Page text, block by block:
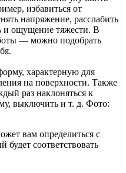
избавиться от
напряжение, расслабить
и ощущение тяжести. В
— можно подобрать
характерную для
на поверхности. Также
раз наклоняться к
выключить и т. д. Фото:
вам определиться с
соответствовать